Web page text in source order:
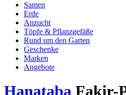
Samen
Erde
Anzucht
Töpfe & Pflanzgefäße
Rund um den Garten
Geschenke
Marken
Angebote
Hanataba Fakir-